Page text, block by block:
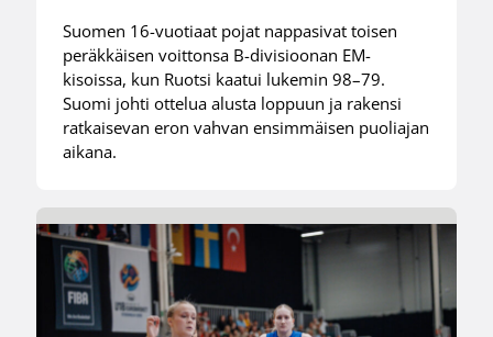
Suomen 16-vuotiaat pojat nappasivat toisen
peräkkäisen voittonsa B-divisioonan EM-
kisoissa, kun Ruotsi kaatui lukemin 98–79.
Suomi johti ottelua alusta loppuun ja rakensi
ratkaisevan eron vahvan ensimmäisen puoliajan
aikana.